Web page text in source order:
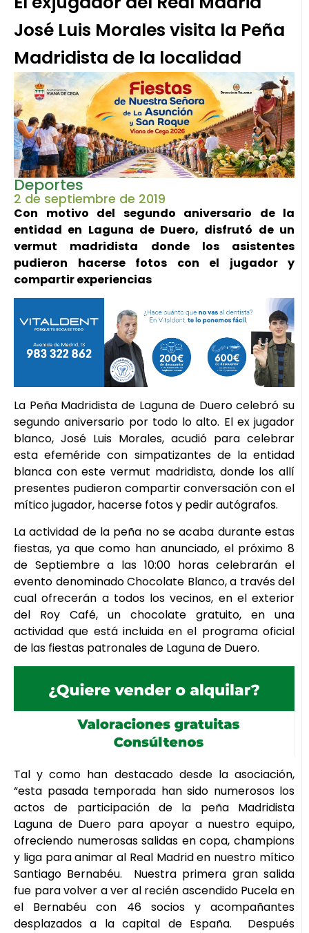
José Luis Morales visita la Peña
Madridista de la localidad
Deportes
2 de septiembre de 2019
Con motivo del segundo aniversario de la
entidad en Laguna de Duero, disfrutó de un
vermut madridista donde los asistentes
pudieron hacerse fotos con el jugador y
compartir experiencias
La Peña Madridista de Laguna de Duero celebró su
segundo aniversario por todo lo alto. El ex jugador
blanco, José Luis Morales, acudió para celebrar
esta efeméride con simpatizantes de la entidad
blanca con este vermut madridista, donde los allí
presentes pudieron compartir conversación con el
mítico jugador, hacerse fotos y pedir autógrafos.
La actividad de la peña no se acaba durante estas
fiestas, ya que como han anunciado, el próximo 8
de Septiembre a las 10:00 horas celebrarán el
evento denominado Chocolate Blanco, a través del
cual ofrecerán a todos los vecinos, en el exterior
del Roy Café, un chocolate gratuito, en una
actividad que está incluida en el programa oficial
de las fiestas patronales de Laguna de Duero.
Tal y como han destacado desde la asociación,
“esta pasada temporada han sido numerosos los
actos de participación de la peña Madridista
Laguna de Duero para apoyar a nuestro equipo,
ofreciendo numerosas salidas en copa, champions
y liga para animar al Real Madrid en nuestro mítico
Santiago Bernabéu. Nuestra primera gran salida
fue para volver a ver al recién ascendido Pucela en
el Bernabéu con 46 socios y acompañantes
desplazados a la capital de España. Después